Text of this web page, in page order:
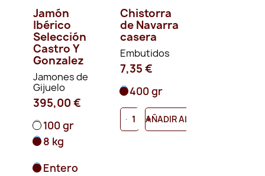
Jamón
Ibérico
Selección
Castro Y
Gonzalez
Jamones de
Gijuelo
395,00 €
100 gr
8 kg
Entero
Chistorra
de Navarra
casera
Embutidos
7,35 €
400 gr
- +
AÑADIR AL CARRITO